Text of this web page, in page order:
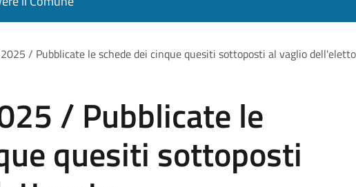
/ Pubblicate le schede dei cinque quesiti sottoposti al vaglio
/ Pubblicate le
quesiti sottoposti